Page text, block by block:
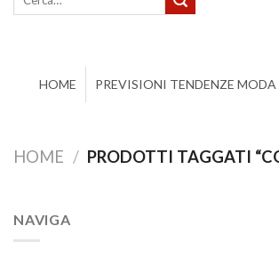
HOME PREVISIONI TENDENZE MODA
HOME / PRODOTTI TAGGATI
NAVIGA